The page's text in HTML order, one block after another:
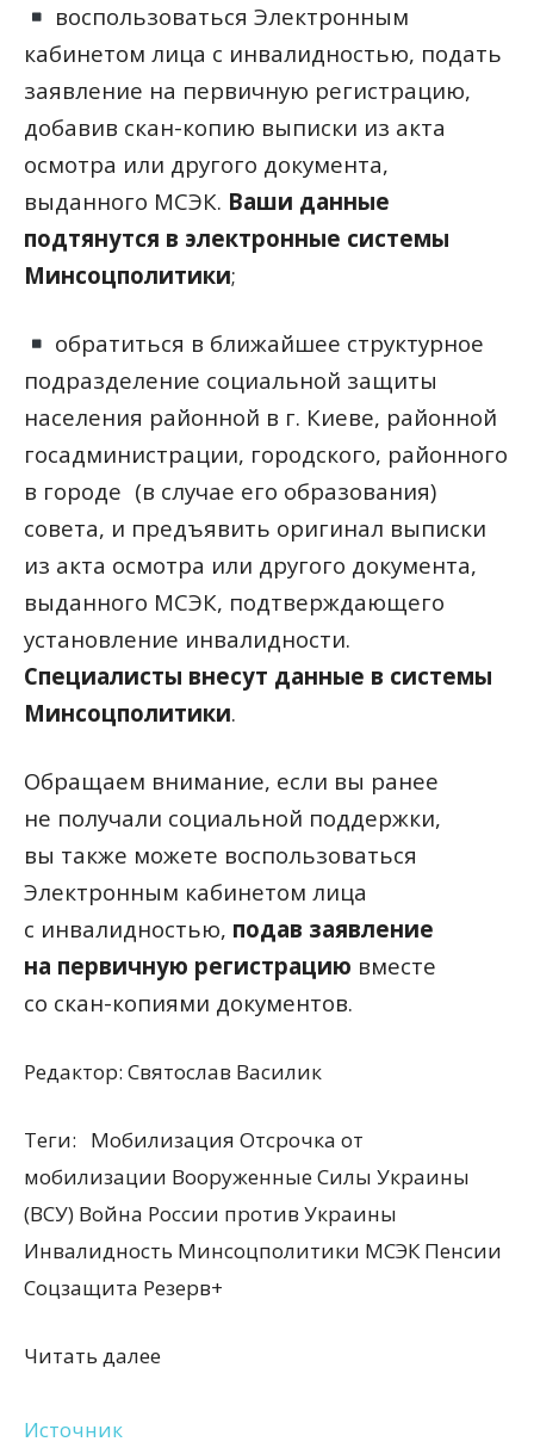
воспользоваться Электронным
кабинетом лица с инвалидностью, подать
заявление на первичную регистрацию,
добавив скан-копию выписки из акта
осмотра или другого документа,
выданного МСЭК. Ваши данные
подтянутся в электронные системы
Минсоцполитики;
обратиться в ближайшее структурное
подразделение социальной защиты
населения районной в г. Киеве, районной
госадминистрации, городского, районного
в городе (в случае его образования)
совета, и предъявить оригинал выписки
из акта осмотра или другого документа,
выданного МСЭК, подтверждающего
установление инвалидности.
Специалисты внесут данные в системы
Минсоцполитики.
Обращаем внимание, если вы ранее
не получали социальной поддержки,
вы также можете воспользоваться
Электронным кабинетом лица
с инвалидностью, подав заявление
на первичную регистрацию вместе
со скан-копиями документов.
Редактор: Святослав Василик
Теги:
Мобилизация Отсрочка от
мобилизации Вооруженные Силы Украины
(ВСУ) Война России против Украины
Инвалидность Минсоцполитики МСЭК Пенсии
Соцзащита Резерв+
Читать далее
Источник